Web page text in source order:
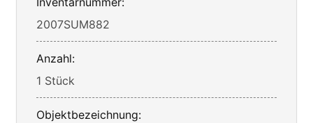
2007SUM882
Anzahl:
1 Stück
Objektbezeichnung: